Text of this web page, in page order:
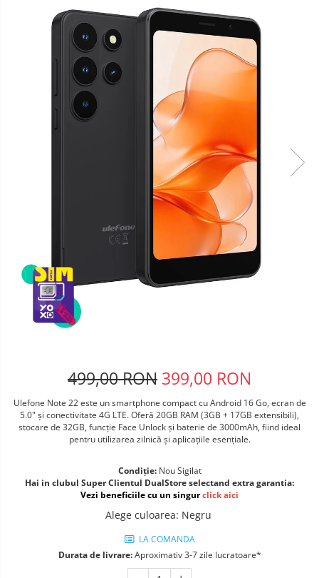
Telefoane mobile Ulefone
Telefoane mobile Unihertz
Telefoane mobile Cubot
Telefoane mobile Blackview
Telefoane mobile OSCAL
Telefoane mobile Fossibot
Telefoane mobile iHunt
Telefoane mobile Xiaomi
Telefoane mobile AGM
Telefoane mobile Realme
Telefoane mobile ZTE Nubia
Telefoane mobile ALTE BRANDURI
499,00 RON 399,00 RON
Ulefone Note 22 este un smartphone compact cu Android 16 Go, ecran de
5.0" și conectivitate 4G LTE. Oferă 20GB RAM (3GB + 17GB extensibili),
stocare de 32GB, funcție Face Unlock și baterie de 3000mAh, fiind ideal
pentru utilizarea zilnică și aplicațiile esențiale.
Condiție: Nou Sigilat
Hai in clubul Super Clientul DualStore selectand extra garantia:
Vezi beneficiile cu un singurclick aici
Alege culoarea: Negru
LA COMANDA
Durata de livrare:Aproximativ 3-7 zile lucratoare*